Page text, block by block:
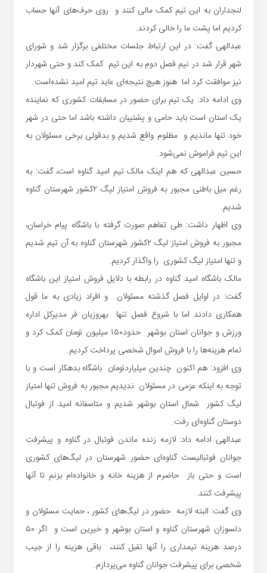
لنجداران به این تیم کمک مالی کنند و روی حرف‌های آنها حساب
کردیم اما پشت ما را خالی کردند.
عبدالهی گفت: در این ارتباط جلسات مختلفی برگزار شد و شورای
شهر قرار شد در نیم فصل دوم به این تیم کمک کند و حتی شهردار
نیز موافقت کرد اما هنوز هیچ نتیجه‌ای عاید تیم امید نشده‌است.
وی ادامه داد: یک تیم برای حضور در مسابقات کشوری که نماینده
یک استان است باید حامی و پشتیبان داشته باشد اما حتی در شهر
خود تنها ماندیم و مظلوم واقع شدیم و بدقولی برخی مسئولان به
این تیم فراموش نمی‌شود.
حسین عبدالهی که هم اینک مالک تیم امید گناوه است، گفت: به
رغم میل باطنی مجبور به فروش امتیاز لیگ ۲کشور شهرستان گناوه
شدیم.
وی اظهار داشت: طی تفاهم صورت گرفته با باشگاه پیام خراسان،
مجبور به فروش امتیاز لیگ ۲کشور شهرستان گناوه به آن تیم شدیم
و تنها امتیاز لیگ کشوری را واگذار کردیم.
مالک باشگاه امید گناوه در رابطه با دلایل فروش امتیاز این باشگاه
گفت: در اوایل فصل گذشته مسئولان و افراد زیادی به ما قول
همکاری دادند اما با شروع فصل تنها بهروزیان فر مدیرکل اداره
ورزش و جوانان استان بوشهر حدود۱۵۰ میلیون تومان کمک کرد و
تمام هزینه‌ها را با فروش اموال شخصی پرداخت کردیم.
وی افزود: هم اکنون چندین میلیاردتومان باشگاه بدهکار است و با
توجه به اینکه عزمی در مسئولان ندیدیم مجبور به فروش تنها امتیاز
لیگ کشور شمال استان بوشهر شدیم و متاسفانه امید از فوتبال
دوستان گناوه‌ای رفت.
عبدالهی ادامه داد: لازمه زنده ماندن فوتبال در گناوه و پیشرفت
جوانان فوتبالیست گناوه‌ای حضور شهرستان در لیگ‌های کشوری
است و حتی باز حاضرم از هزینه خانه و خانواده‌ام بزنم تا آنها
پیشرفت کنند.
وی گفت: البته لازمه حضور در لیگ‌های کشور ، حمایت مسئولان و
دلسوزان شهرستان گناوه و استان بوشهر و خیرین است و اگر ۵۰
درصد هزینه تیمداری را آنها تقبل کنند، باقی هزینه را از جیب
شخصی برای پیشرفت جوانان گناوه می‌پردازم.